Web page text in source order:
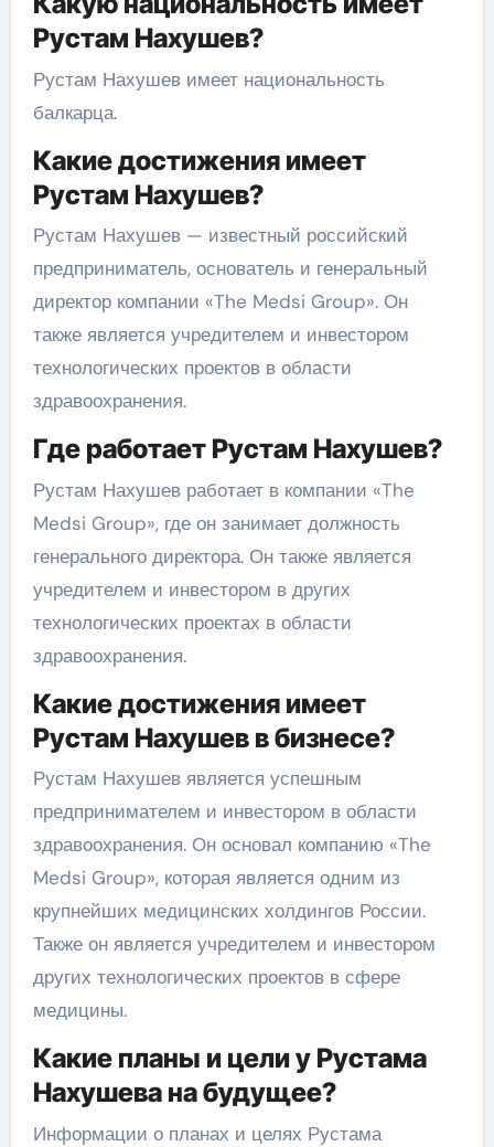
Рустам Нахушев?
Рустам Нахушев имеет национальность
балкарца.
Какие достижения имеет
Рустам Нахушев?
Рустам Нахушев — известный российский
предприниматель, основатель и генеральный
директор компании «The Medsi Group». Он
также является учредителем и инвестором
технологических проектов в области
здравоохранения.
Где работает Рустам Нахушев?
Рустам Нахушев работает в компании «The
Medsi Group», где он занимает должность
генерального директора. Он также является
учредителем и инвестором в других
технологических проектах в области
здравоохранения.
Какие достижения имеет
Рустам Нахушев в бизнесе?
Рустам Нахушев является успешным
предпринимателем и инвестором в области
здравоохранения. Он основал компанию «The
Medsi Group», которая является одним из
крупнейших медицинских холдингов России.
Также он является учредителем и инвестором
других технологических проектов в сфере
медицины.
Какие планы и цели у Рустама
Нахушева на будущее?
Информации о планах и целях Рустама